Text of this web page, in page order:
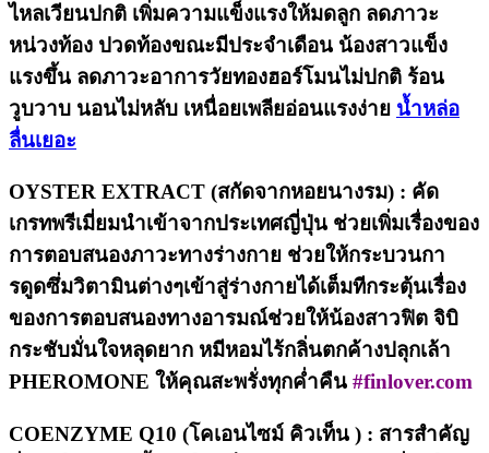
ไหลเวียนปกติ เพิ่มความแข็งแรงให้มดลูก ลดภาวะ
หน่วงท้อง ปวดท้องขณะมีประจำเดือน น้องสาวแข็ง
แรงขึ้น ลดภาวะอาการวัยทองฮอร์โมนไม่ปกติ ร้อน
วูบวาบ นอนไม่หลับ เหนื่อยเพลียอ่อนแรงง่าย น้ำหล่อ
ลื่นเยอะ
OYSTER EXTRACT (สกัดจากหอยนางรม) : คัด
เกรทพรีเมี่ยมนำเข้าจากประเทศญี่ปุ่น ช่วยเพิ่มเรื่องของ
การตอบสนองภาวะทางร่างกาย ช่วยให้กระบวนกา
รดูดซึ่มวิตามินต่างๆเข้าสู่ร่างกายได้เต็มทีกระตุ้นเรื่อง
ของการตอบสนองทางอารมณ์ช่วยให้น้องสาวฟิต จิบิ
กระชับมั่นใจหลุดยาก หมีหอมไร้กลิ่นตกค้างปลุกเล้า
PHEROMONE ให้คุณสะพรั่งทุกค่ำคืน #finlover.com
COENZYME Q10 (โคเอนไซม์ คิวเท็น ) : สารสำคัญ